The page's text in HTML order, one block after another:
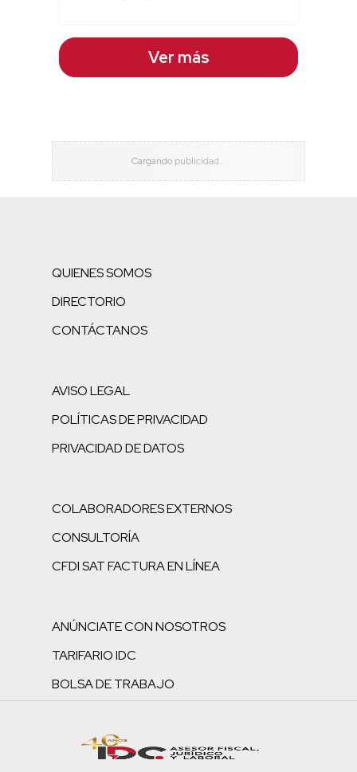
Ver más
QUIENES SOMOS
DIRECTORIO
CONTÁCTANOS
AVISO LEGAL
POLÍTICAS DE PRIVACIDAD
PRIVACIDAD DE DATOS
COLABORADORES EXTERNOS
CONSULTORÍA
CFDI SAT FACTURA EN LÍNEA
ANÚNCIATE CON NOSOTROS
TARIFARIO IDC
BOLSA DE TRABAJO